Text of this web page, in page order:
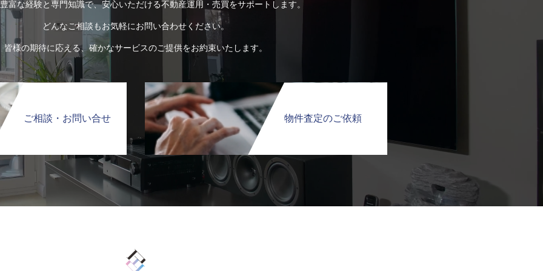
富な経験と専門知識で、安心いただける不動産運用・売買をサポートします。
どんなご相談もお気軽にお問い合わせください。
皆様の期待に応える、確かなサービスのご提供をお約束いたします。
ご相談・お問い合せ 物件査定のご依頼